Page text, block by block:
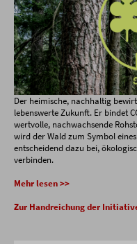
Der heimische, nachhaltig
lebenswerte Zukunft. Er bindet
wertvolle, nachwachsende
wird der Wald zum Symbol
entscheidend dazu bei,
verbinden.
Mehr lesen >>
Zur Handreichung der